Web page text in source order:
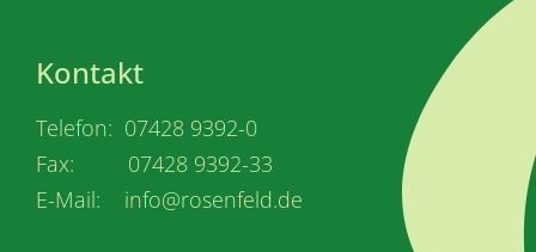
Kontakt
Telefon: 07428 9392-0
Fax: 07428 9392-33
E-Mail: info@rosenfeld.de